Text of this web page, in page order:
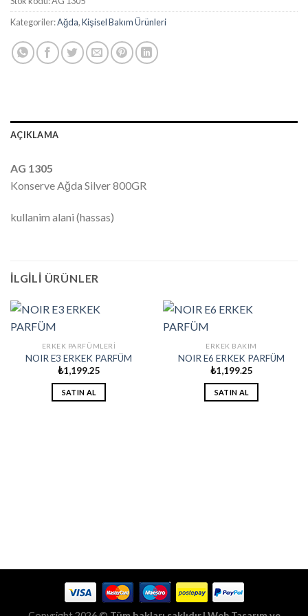
Kategoriler:Ağda,Kişisel Bakım Ürünleri
AÇIKLAMA
AG 1305
Konserve Ağda Silver 800GR
kullanim alani (hassas)
İLGILI ÜRÜNLER
ERKEK PARFÜMLERI
NOIR E3 ERKEK PARFÜM
₺1,199.25
SATIN AL
ERKEK BAKIM
NOIR E6 ERKEK PARFÜM
₺1,199.25
SATIN AL